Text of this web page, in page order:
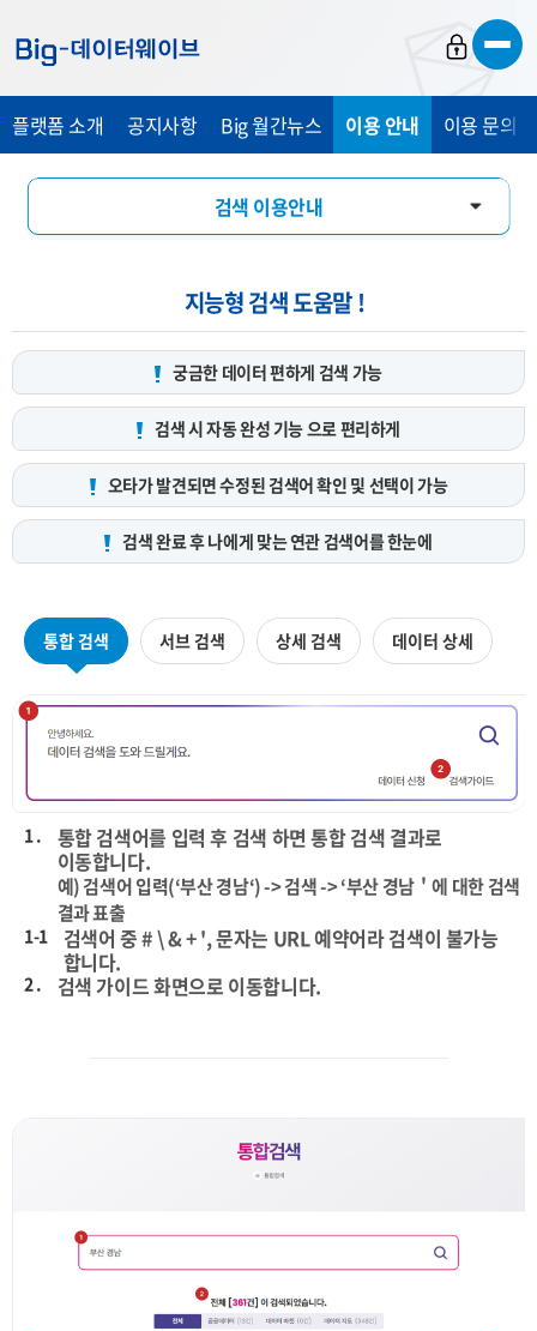
가
기
가
기
가
기
플랫폼 소개 공지사항 Big 월간뉴스 이용 안내 이용 문의
검색 이용안내
지능형 검색 도움말 !
궁금한 데이터 편하게 검색 가능
검색 시 자동 완성 기능으로 편리하게
오타가 발견되면 수정된 검색어확인 및 선택이 가능
검색 완료 후 나에게 맞는연관 검색어를 한눈에
통합 검색 서브 검색 상세 검색 데이터 상세
1 .
통합 검색어를 입력 후 검색 하면 통합 검색 결과로
이동합니다.
예) 검색어 입력(‘부산 경남‘) -> 검색 -> ‘부산 경남＇에 대한 검색
결과 표출
1-1
검색어 중 # \ & + ', 문자는 URL 예약어라 검색이 불가능
합니다.
2 . 검색 가이드 화면으로 이동합니다.